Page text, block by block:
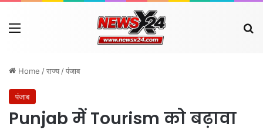
Menu
Home /राज्य /पंजाब
पंजाब
Punjab में Tourism को बढ़ावा